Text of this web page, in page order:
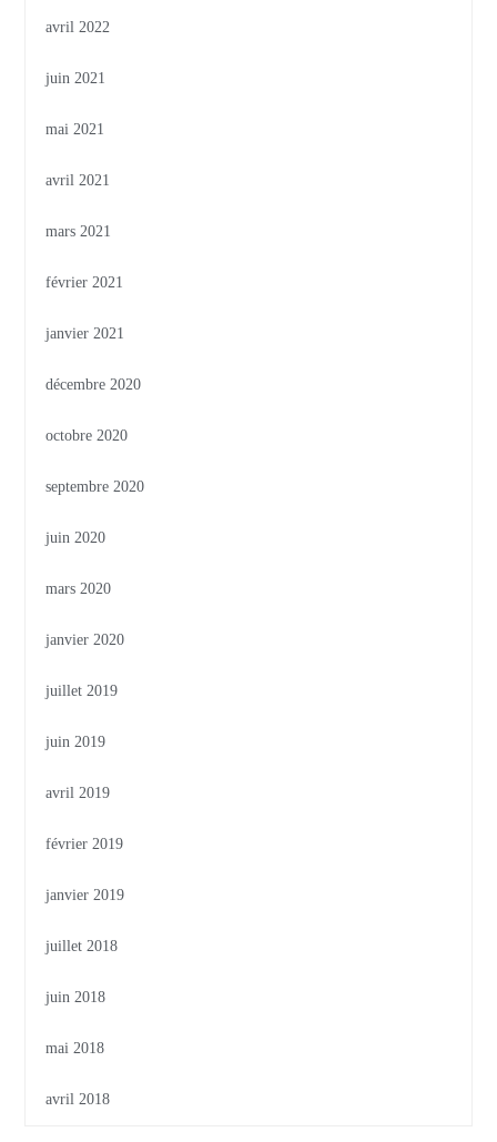
avril 2022
juin 2021
mai 2021
avril 2021
mars 2021
février 2021
janvier 2021
décembre 2020
octobre 2020
septembre 2020
juin 2020
mars 2020
janvier 2020
juillet 2019
juin 2019
avril 2019
février 2019
janvier 2019
juillet 2018
juin 2018
mai 2018
avril 2018